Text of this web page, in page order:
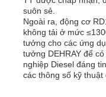
suôn sẻ.
Ngoài ra, động cơ
không tải ở mức
tưởng cho các ứng
tưởng DEHRAY để
nghiệp Diesel đáng
các thông số kỹ thuật